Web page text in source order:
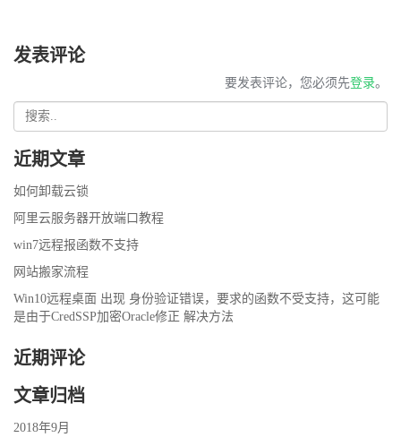
发表评论
要发表评论，您必须先登录。
近期文章
如何卸载云锁
阿里云服务器开放端口教程
win7远程报函数不支持
网站搬家流程
Win10远程桌面 出现 身份验证错误，要求的函数不受支持，这可能
是由于CredSSP加密Oracle修正 解决方法
近期评论
文章归档
2018年9月